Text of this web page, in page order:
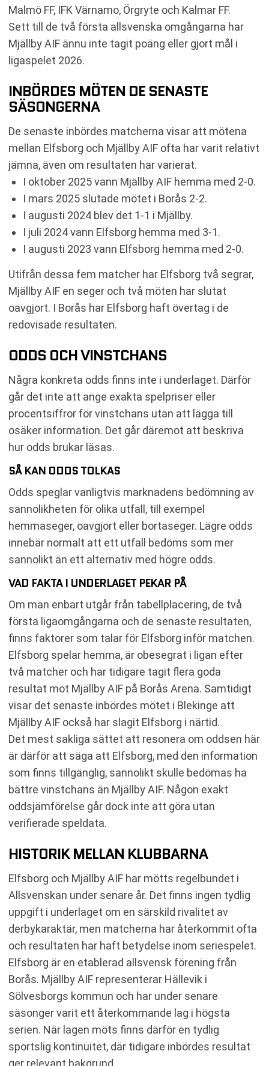
Malmö FF, IFK Värnamo, Örgryte och Kalmar FF.
Sett till de två första allsvenska omgångarna har
Mjällby AIF ännu inte tagit poäng eller gjort mål i
ligaspelet 2026.
INBÖRDES MÖTEN DE SENASTE
SÄSONGERNA
De senaste inbördes matcherna visar att mötena
mellan Elfsborg och Mjällby AIF ofta har varit relativt
jämna, även om resultaten har varierat.
I oktober 2025 vann Mjällby AIF hemma med 2-0.
I mars 2025 slutade mötet i Borås 2-2.
I augusti 2024 blev det 1-1 i Mjällby.
I juli 2024 vann Elfsborg hemma med 3-1.
I augusti 2023 vann Elfsborg hemma med 2-0.
Utifrån dessa fem matcher har Elfsborg två segrar,
Mjällby AIF en seger och två möten har slutat
oavgjort. I Borås har Elfsborg haft övertag i de
redovisade resultaten.
ODDS OCH VINSTCHANS
Några konkreta odds finns inte i underlaget. Därför
går det inte att ange exakta spelpriser eller
procentsiffror för vinstchans utan att lägga till
osäker information. Det går däremot att beskriva
hur odds brukar läsas.
SÅ KAN ODDS TOLKAS
Odds speglar vanligtvis marknadens bedömning av
sannolikheten för olika utfall, till exempel
hemmaseger, oavgjort eller bortaseger. Lägre odds
innebär normalt att ett utfall bedöms som mer
sannolikt än ett alternativ med högre odds.
VAD FAKTA I UNDERLAGET PEKAR PÅ
Om man enbart utgår från tabellplacering, de två
första ligaomgångarna och de senaste resultaten,
finns faktorer som talar för Elfsborg inför matchen.
Elfsborg spelar hemma, är obesegrat i ligan efter
två matcher och har tidigare tagit flera goda
resultat mot Mjällby AIF på Borås Arena. Samtidigt
visar det senaste inbördes mötet i Blekinge att
Mjällby AIF också har slagit Elfsborg i närtid.
Det mest sakliga sättet att resonera om oddsen här
är därför att säga att Elfsborg, med den information
som finns tillgänglig, sannolikt skulle bedömas ha
bättre vinstchans än Mjällby AIF. Någon exakt
oddsjämförelse går dock inte att göra utan
verifierade speldata.
HISTORIK MELLAN KLUBBARNA
Elfsborg och Mjällby AIF har mötts regelbundet i
Allsvenskan under senare år. Det finns ingen tydlig
uppgift i underlaget om en särskild rivalitet av
derbykaraktär, men matcherna har återkommit ofta
och resultaten har haft betydelse inom seriespelet.
Elfsborg är en etablerad allsvensk förening från
Borås. Mjällby AIF representerar Hällevik i
Sölvesborgs kommun och har under senare
säsonger varit ett återkommande lag i högsta
serien. När lagen möts finns därför en tydlig
sportslig kontinuitet, där tidigare inbördes resultat
ger relevant bakgrund.